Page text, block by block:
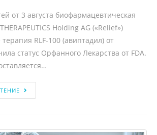
от 3 августа биофармацевтическая
Holding AG («Relief»)
RLF-100 (авиптадил) от
статус Орфанного Лекарства от FDA.